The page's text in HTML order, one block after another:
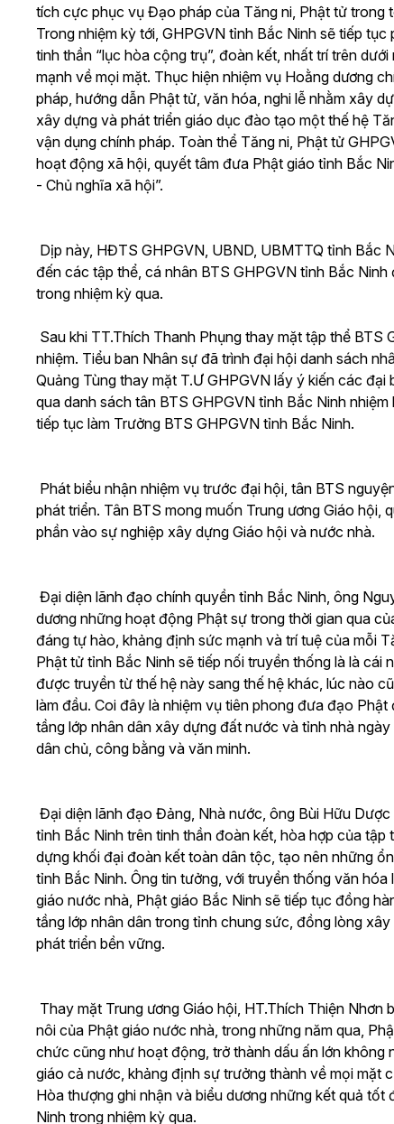
tích cực phục vụ Đạo pháp của Tăng ni, Phật tử trong
Trong nhiệm kỳ tới, GHPGVN tỉnh Bắc Ninh sẽ tiếp
tinh thần “lục hòa cộng trụ”, đoàn kết, nhất trí trên
mạnh về mọi mặt. Thục hiện nhiệm vụ Hoằng dương
pháp, hướng dẫn Phật tử, văn hóa, nghi lễ nhằm xây
xây dựng và phát triển giáo dục đào tạo một thế hệ
vận dụng chính pháp. Toàn thể Tăng ni, Phật tử
hoạt động xã hội, quyết tâm đưa Phật giáo tỉnh Bắc
- Chủ nghĩa xã hội”.
Dịp này, HĐTS GHPGVN, UBND, UBMTTQ tỉnh Bắc
đến các tập thể, cá nhân BTS GHPGVN tỉnh Bắc
trong nhiệm kỳ qua.
Sau khi TT.Thích Thanh Phụng thay mặt tập thể BTS
nhiệm. Tiểu ban Nhân sự đã trình đại hội danh sách
Quảng Tùng thay mặt T.Ư GHPGVN lấy ý kiến các
qua danh sách tân BTS GHPGVN tỉnh Bắc Ninh
tiếp tục làm Trưởng BTS GHPGVN tỉnh Bắc Ninh.
Phát biểu nhận nhiệm vụ trước đại hội, tân BTS
phát triển. Tân BTS mong muốn Trung ương Giáo
phần vào sự nghiệp xây dựng Giáo hội và nước nhà.
Đại diện lãnh đạo chính quyền tỉnh Bắc Ninh, ông
dương những hoạt động Phật sự trong thời gian qua
đáng tự hào, khảng định sức mạnh và trí tuệ của mỗi
Phật tử tỉnh Bắc Ninh sẽ tiếp nối truyền thống là là
được truyền từ thế hệ này sang thế hệ khác, lúc nào
làm đầu. Coi đây là nhiệm vụ tiên phong đưa đạo
tầng lớp nhân dân xây dựng đất nước và tỉnh nhà
dân chủ, công bằng và văn minh.
Đại diện lãnh đạo Đảng, Nhà nước, ông Bùi Hữu
tỉnh Bắc Ninh trên tinh thần đoàn kết, hòa hợp của
dựng khối đại đoàn kết toàn dân tộc, tạo nên những
tỉnh Bắc Ninh. Ông tin tưởng, với truyền thống văn
giáo nước nhà, Phật giáo Bắc Ninh sẽ tiếp tục đồng
tầng lớp nhân dân trong tỉnh chung sức, đồng lòng
phát triển bền vững.
Thay mặt Trung ương Giáo hội, HT.Thích Thiện
nôi của Phật giáo nước nhà, trong những năm qua,
chức cũng như hoạt động, trở thành dấu ấn lớn
giáo cả nước, khảng định sự trưởng thành về mọi mặt
Hòa thượng ghi nhận và biểu dương những kết quả
Ninh trong nhiệm kỳ qua.